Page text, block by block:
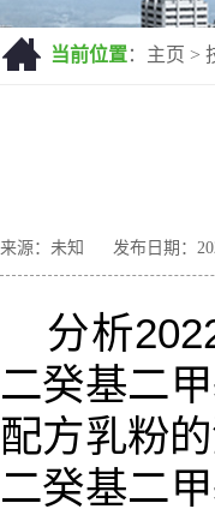
当前位置： 主页 >
来源：未知 发布日期：
分析
二癸基二
配方乳粉
二癸基二